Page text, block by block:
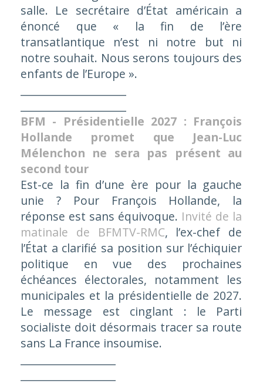
salle. Le secrétaire d’État américain a
énoncé que « la fin de l’ère
transatlantique n’est ni notre but ni
notre souhait. Nous serons toujours des
enfants de l’Europe ».
BFM - Présidentielle 2027 : François
Hollande promet que Jean-Luc
Mélenchon ne sera pas présent au
second tour
Est-ce la fin d’une ère pour la gauche
unie ? Pour François Hollande, la
réponse est sans équivoque. Invité de la
matinale de BFMTV-RMC, l’ex-chef de
l’État a clarifié sa position sur l’échiquier
politique en vue des prochaines
échéances électorales, notamment les
municipales et la présidentielle de 2027.
Le message est cinglant : le Parti
socialiste doit désormais tracer sa route
sans La France insoumise.